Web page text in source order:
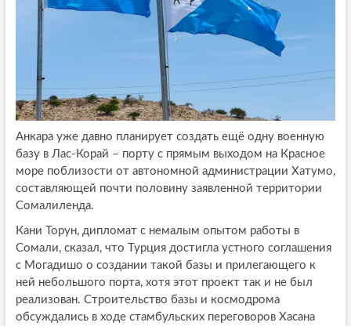
Анкара уже давно планирует создать ещё одну военную
базу в Лас-Корай – порту с прямым выходом на Красное
море поблизости от автономной администрации Хатумо,
составляющей почти половину заявленной территории
Сомалиленда.
Кани Торун, дипломат с немалым опытом работы в
Сомали, сказал, что Турция достигла устного соглашения
с Могадишо о создании такой базы и прилегающего к
ней небольшого порта, хотя этот проект так и не был
реализован. Строительство базы и космодрома
обсуждались в ходе стамбульских переговоров Хасана